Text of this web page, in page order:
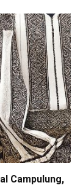
Campulung,